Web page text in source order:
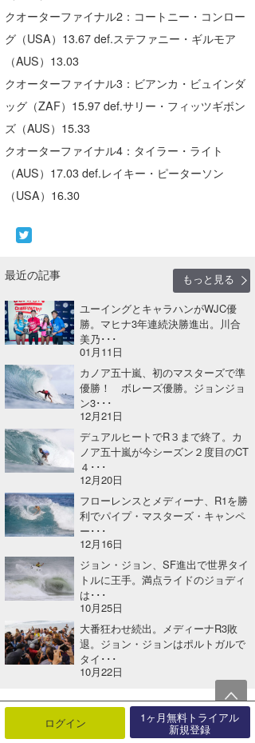
クオーターファイナル2：コートニー・コンロー
グ（USA）13.67 def.ステファニー・ギルモア
（AUS）13.03
クオーターファイナル3：ビアンカ・ビュインダ
ッグ（ZAF）15.97 def.サリー・フィッツギボン
ズ（AUS）15.33
クオーターファイナル4：タイラー・ライト
（AUS）17.03 def.レイキー・ピーターソン
（USA）16.30
最近の記事
もっと見る
ユーイングとキャラハンがWJC優
勝。マヒナ3年連続決勝進出。川合
美乃･･･
01月11日
カノア五十嵐、初のマスターズで準
優勝！ ボレーズ優勝。ジョンジョ
ン3･･･
12月21日
デュアルヒートでR３まで終了。カ
ノア五十嵐が今シーズン２度目のCT
４･･･
12月20日
フローレンスとメディーナ、R1を勝
利でパイプ・マスターズ・キャンペ
ー･･･
12月16日
ジョン・ジョン、SF進出で世界タイ
トルに王手。満点ライドのジョディ
は･･･
10月25日
大番狂わせ続出。メディーナR3敗
退。ジョン・ジョンはポルトガルで
タイ･･･
10月22日
関連する記事
ログイン 1ヶ月無料トライアル
新規登録